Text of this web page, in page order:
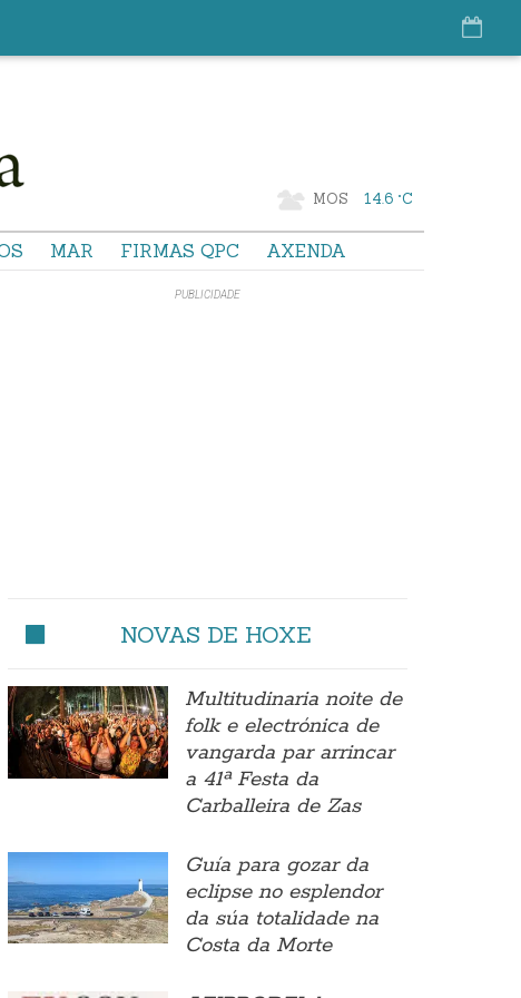
MOS 14.6 °C
MAR FIRMAS QPC AXENDA
NOVAS DE HOXE
Multitudinaria noite de
folk e electrónica de
vangarda par arrincar
a 41ª Festa da
Carballeira de Zas
Guía para gozar da
eclipse no esplendor
da súa totalidade na
Costa da Morte